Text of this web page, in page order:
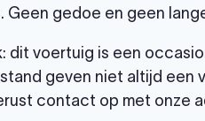
Geen gedoe en geen
dit voertuig is een
geven niet altijd een
contact op met onze